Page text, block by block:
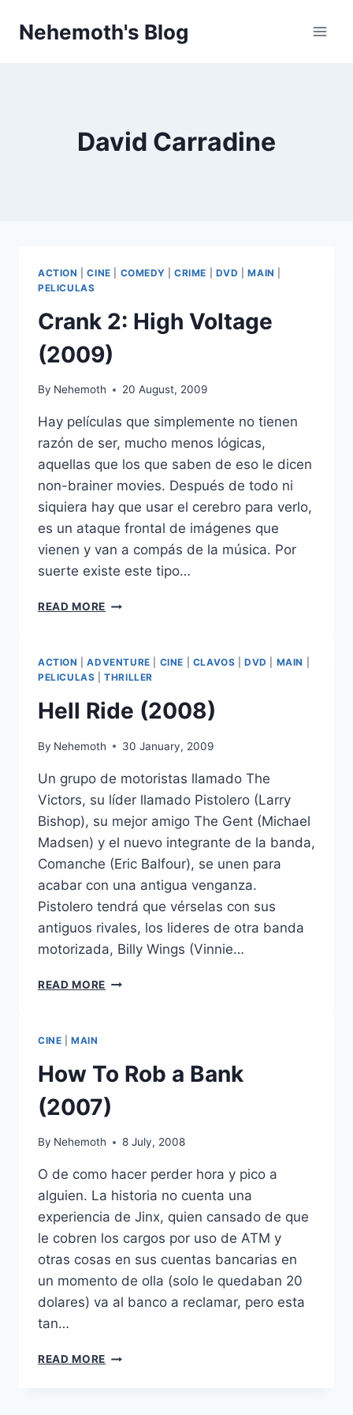
Nehemoth's Blog
David Carradine
ACTION |CINE COMEDY CRIME DVD |MAIN
PELICULAS
Crank 2: High Voltage
(2009)
By Nehemoth 20 August, 2009
Hay películas que simplemente no tienen
razón de ser, mucho menos lógicas,
aquellas que los que saben de eso le dicen
non-brainer movies. Después de todo ni
siquiera hay que usar el cerebro para verlo,
es un ataque frontal de imágenes que
vienen y van a compás de la música. Por
suerte existe este tipo…
READ MORE CRANK
(2009)
ACTION |ADVENTURE CINE CLAVOS |DVD MAIN
PELICULAS |THRILLER
Hell Ride (2008)
By Nehemoth 30 January, 2009
Un grupo de motoristas llamado The
Victors, su líder llamado Pistolero (Larry
Bishop), su mejor amigo The Gent (Michael
Madsen) y el nuevo integrante de la banda,
Comanche (Eric Balfour), se unen para
acabar con una antigua venganza.
Pistolero tendrá que vérselas con sus
antiguos rivales, los lideres de otra banda
motorizada, Billy Wings (Vinnie…
READ MORE HELL
CINE |MAIN
How To Rob a Bank
(2007)
By Nehemoth 8 July, 2008
O de como hacer perder hora y pico a
alguien. La historia no cuenta una
experiencia de Jinx, quien cansado de que
le cobren los cargos por uso de ATM y
otras cosas en sus cuentas bancarias en
un momento de olla (solo le quedaban 20
dolares) va al banco a reclamar, pero esta
tan…
READ MORE HOW